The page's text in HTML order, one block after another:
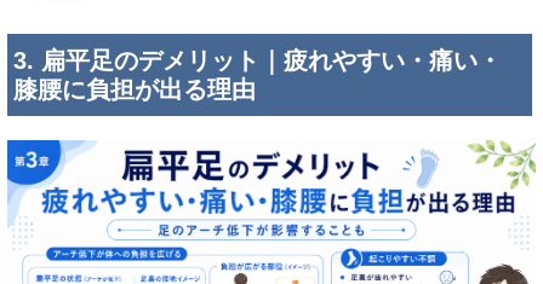
3. 扁平足のデメリット｜疲れやすい・痛い・
膝腰に負担が出る理由